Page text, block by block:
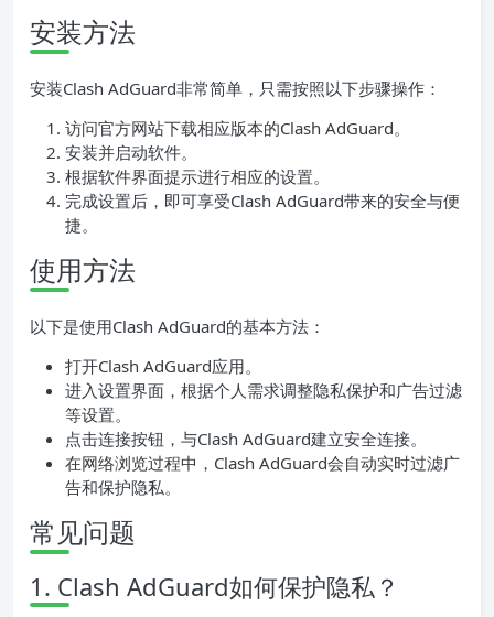
安装方法
安装Clash AdGuard非常简单，只需按照以下步骤操作：
访问官方网站下载相应版本的Clash AdGuard。
安装并启动软件。
根据软件界面提示进行相应的设置。
完成设置后，即可享受Clash AdGuard带来的安全与便
捷。
使用方法
以下是使用Clash AdGuard的基本方法：
打开Clash AdGuard应用。
进入设置界面，根据个人需求调整隐私保护和广告过滤
等设置。
点击连接按钮，与Clash AdGuard建立安全连接。
在网络浏览过程中，Clash AdGuard会自动实时过滤广
告和保护隐私。
常见问题
1. Clash AdGuard如何保护隐私？